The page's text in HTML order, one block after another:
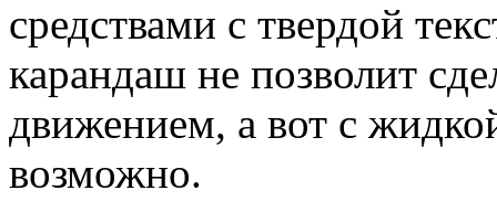
средствами с твердой
карандаш не позволит
движением, а вот с
возможно.